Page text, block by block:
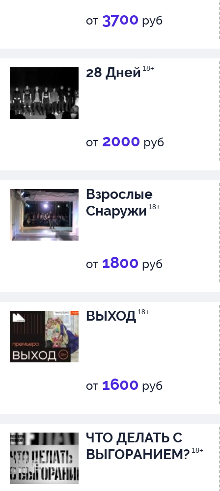
Михаил Осташков – Грубе;
Алиса Мазурина – Второва-
от 3700 руб
28 Дней 18+
от 2000 руб
Взрослые
Снаружи 18+
от 1800 руб
ВЫХОД 18+
от 1600 руб
ЧТО ДЕЛАТЬ С
ВЫГОРАНИЕМ? 18+